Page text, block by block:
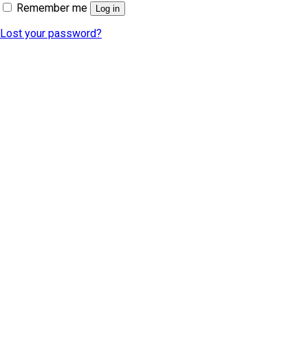
Remember me
Log in
Lost your password?